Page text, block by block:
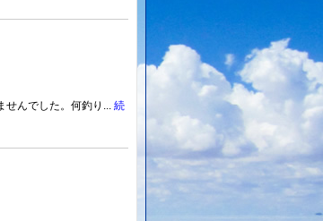
せんでした。何釣り... 続